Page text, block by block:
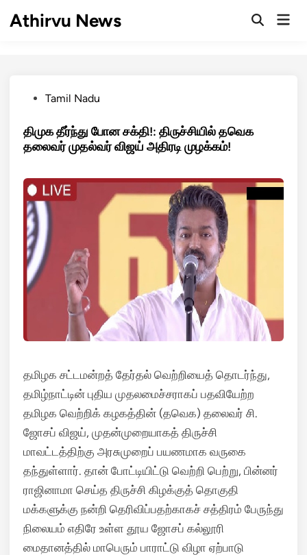
Athirvu News
OpenMain
PostedTamil Nadu
திமுக தீர்ந்து போன சக்தி!: திருச்சியில் தவெக
தலைவர் முதல்வர் விஜய் அதிரடி முழக்கம்!
தமிழக சட்டமன்றத் தேர்தல் வெற்றியைத் தொடர்ந்து,
தமிழ்நாட்டின் புதிய முதலமைச்சராகப் பதவியேற்ற
தமிழக வெற்றிக் கழகத்தின் (தவெக) தலைவர் சி.
ஜோசப் விஜய், முதன்முறையாகத் திருச்சி
மாவட்டத்திற்கு அரசுமுறைப் பயணமாக வருகை
தந்துள்ளார். தான் போட்டியிட்டு வெற்றி பெற்று, பின்னர்
ராஜினாமா செய்த திருச்சி கிழக்குத் தொகுதி
மக்களுக்கு நன்றி தெரிவிப்பதற்காகச் சத்திரம் பேருந்து
நிலையம் எதிரே உள்ள தூய ஜோசப் கல்லூரி
மைதானத்தில் மாபெரும் பாராட்டு விழா ஏற்பாடு